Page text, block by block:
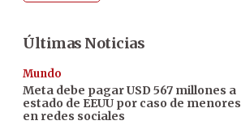
Últimas Noticias
Mundo
Meta debe pagar USD 567 millones a
estado de EEUU por caso de menores
en redes sociales